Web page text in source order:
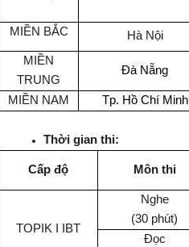
MIỀN BẮC
Hà Nội
MIỀN
TRUNG
Đà Nẵng
MIỀN NAM Tp. Hồ Chí Minh
Thời gian thi:
Cấp độ Môn thi
TOPIK I IBT
Nghe
(30 phút)
Đọc